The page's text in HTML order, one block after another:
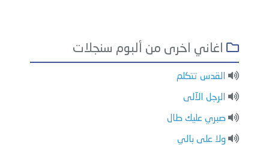
اغاني اخرى من ألبوم سنجلات
القدس تتكلم
الرجل الآلى
صبري عليك طال
ولا على بالي